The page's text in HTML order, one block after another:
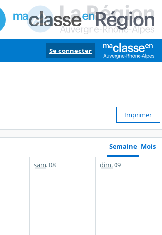
Se connecter
Imprimer
Semaine Mois
sam.08 dim.09